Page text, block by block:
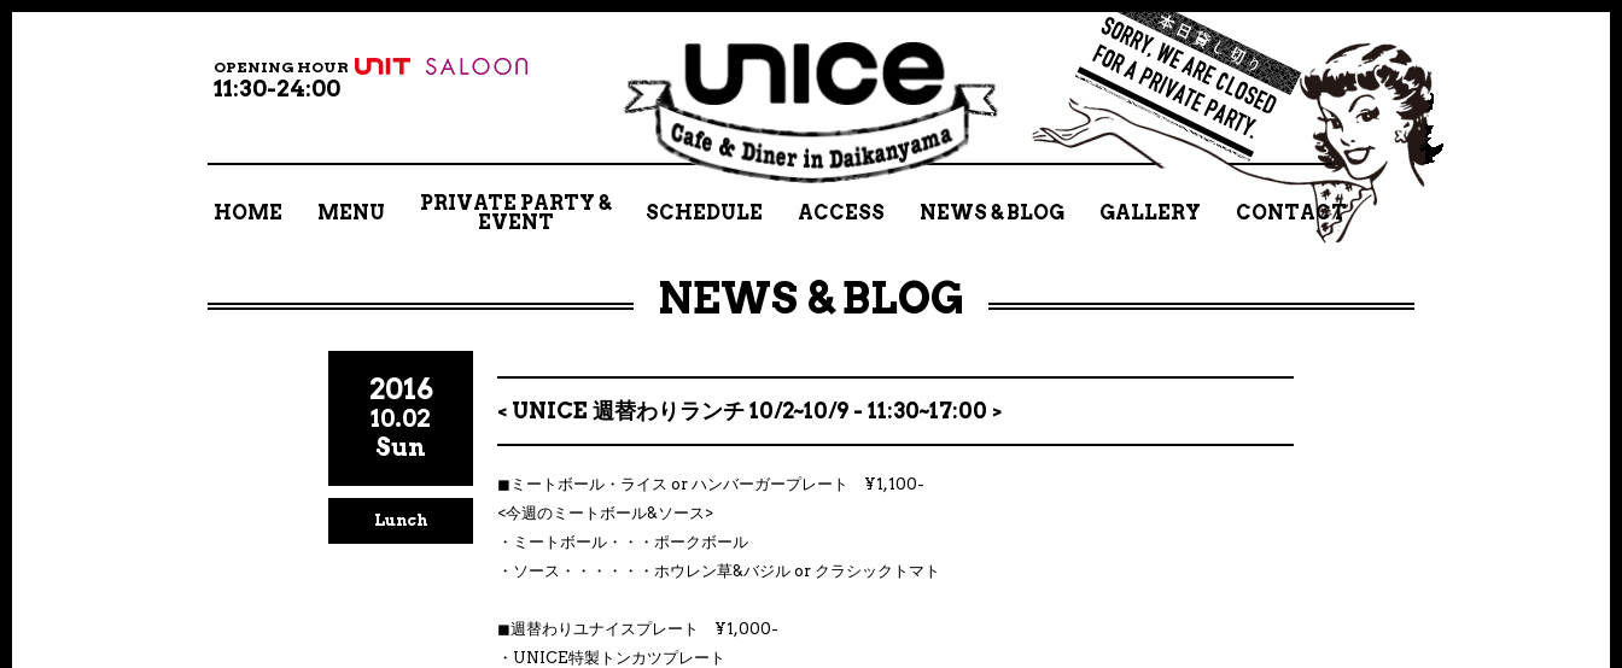
HOME MENU
PRIVATE PARTY &
EVENT
SCHEDULE ACCESS NEWS & BLOG GALLERY CONTACT
OPENING HOUR
11:30-24:00
NEWS & BLOG
2016
10.02
Sun
Lunch
< UNICE 週替わりランチ 10/2~10/9 - 11:30~17:00 >
◼︎ミートボール・ライス or ハンバーガープレート ¥1,100-
<今週のミートボール&ソース>
・ミートボール・・・ポークボール
・ソース・・・・・・ホウレン草&バジル or クラシックトマト
◼︎週替わりユナイスプレート ¥1,000-
・UNICE特製トンカツプレート